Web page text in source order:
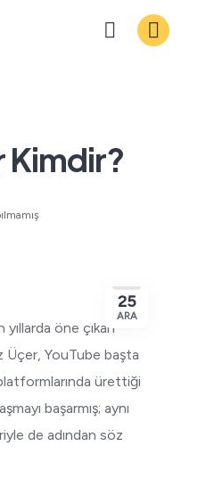
Kimdir?
25
ARA
öne çıkan
Üçer, YouTube başta
ürettiği
başarmış; aynı
de adından söz